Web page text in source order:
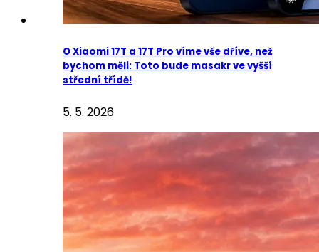
O Xiaomi 17T a 17T Pro víme vše dříve, než
bychom měli: Toto bude masakr ve vyšší
střední třídě!
5. 5. 2026